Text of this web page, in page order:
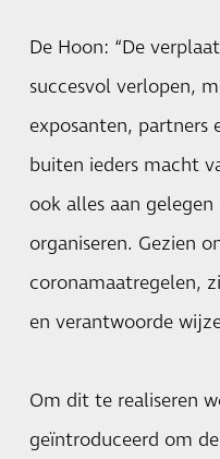
De Hoon: “De
succesvol verlopen,
exposanten, partners
buiten ieders macht
ook alles aan
organiseren. Gezien
coronamaatregelen,
en verantwoorde
Om dit te realiseren
geïntroduceerd om